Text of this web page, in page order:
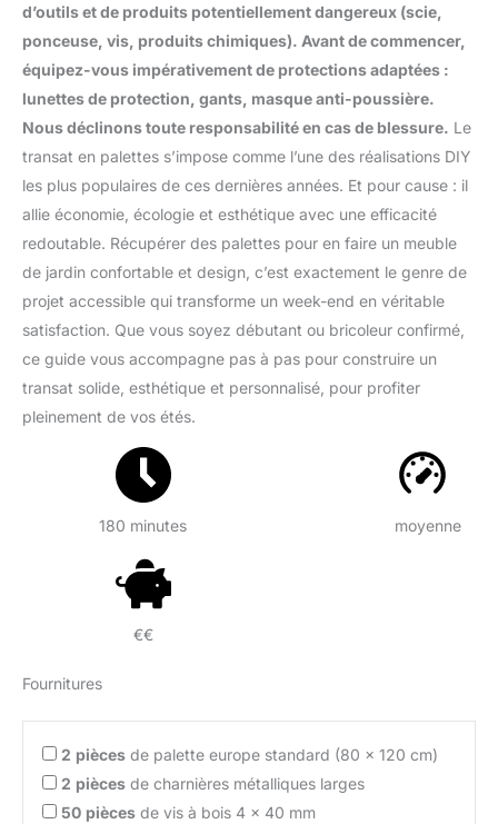
d’outils et de produits potentiellement dangereux (scie,
ponceuse, vis, produits chimiques). Avant de commencer,
équipez-vous impérativement de protections adaptées :
lunettes de protection, gants, masque anti-poussière.
Nous déclinons toute responsabilité en cas de blessure. Le
transat en palettes s’impose comme l’une des réalisations DIY
les plus populaires de ces dernières années. Et pour cause : il
allie économie, écologie et esthétique avec une efficacité
redoutable. Récupérer des palettes pour en faire un meuble
de jardin confortable et design, c’est exactement le genre de
projet accessible qui transforme un week-end en véritable
satisfaction. Que vous soyez débutant ou bricoleur confirmé,
ce guide vous accompagne pas à pas pour construire un
transat solide, esthétique et personnalisé, pour profiter
pleinement de vos étés.
180 minutes moyenne
€€
Fournitures
2 pièces de palette europe standard (80 x 120 cm)
2 pièces de charnières métalliques larges
50 pièces de vis à bois 4 x 40 mm